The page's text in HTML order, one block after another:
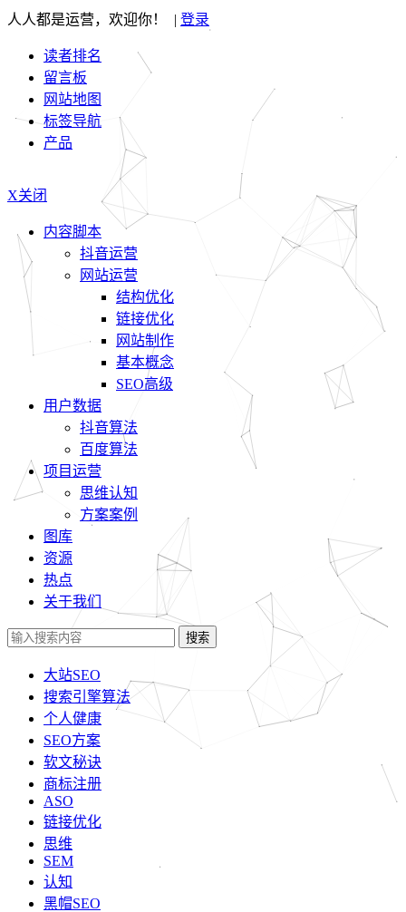
人人都是运营，欢迎你！ | 登录
读者排名
留言板
网站地图
标签导航
产品
X关闭
内容脚本
抖音运营
网站运营
结构优化
链接优化
网站制作
基本概念
SEO高级
用户数据
抖音算法
百度算法
项目运营
思维认知
方案案例
图库
资源
热点
关于我们
搜索
大站SEO
搜索引擎算法
个人健康
SEO方案
软文秘诀
商标注册
ASO
链接优化
思维
SEM
认知
黑帽SEO